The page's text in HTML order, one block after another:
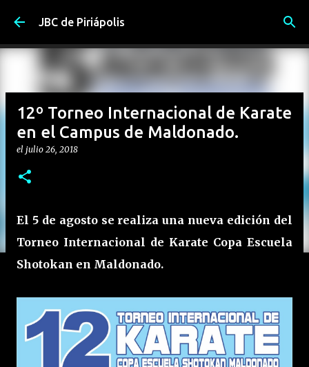
Ir al contenido principal
JBC de Piriápolis
12º Torneo Internacional de Karate
en el Campus de Maldonado.
el julio 26, 2018
El 5 de agosto se realiza una nueva edición del
Torneo Internacional de Karate Copa Escuela
Shotokan en Maldonado.